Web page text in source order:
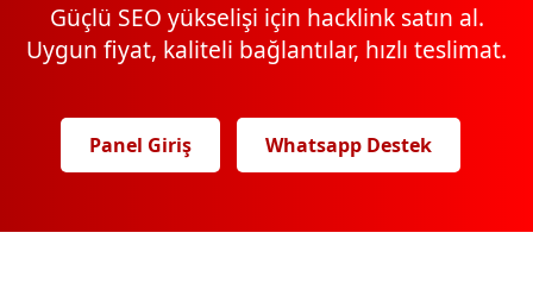
Güçlü SEO yükselişi için hacklink satın al.
Uygun fiyat, kaliteli bağlantılar, hızlı teslimat.
Panel Giriş Whatsapp Destek